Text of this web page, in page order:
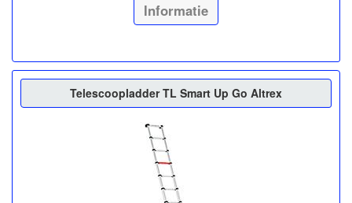
Informatie
Telescoopladder TL Smart Up Go Altrex